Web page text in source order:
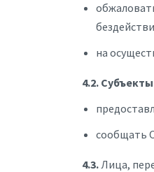
на
4.2.
сообщать
4.3.Лица,